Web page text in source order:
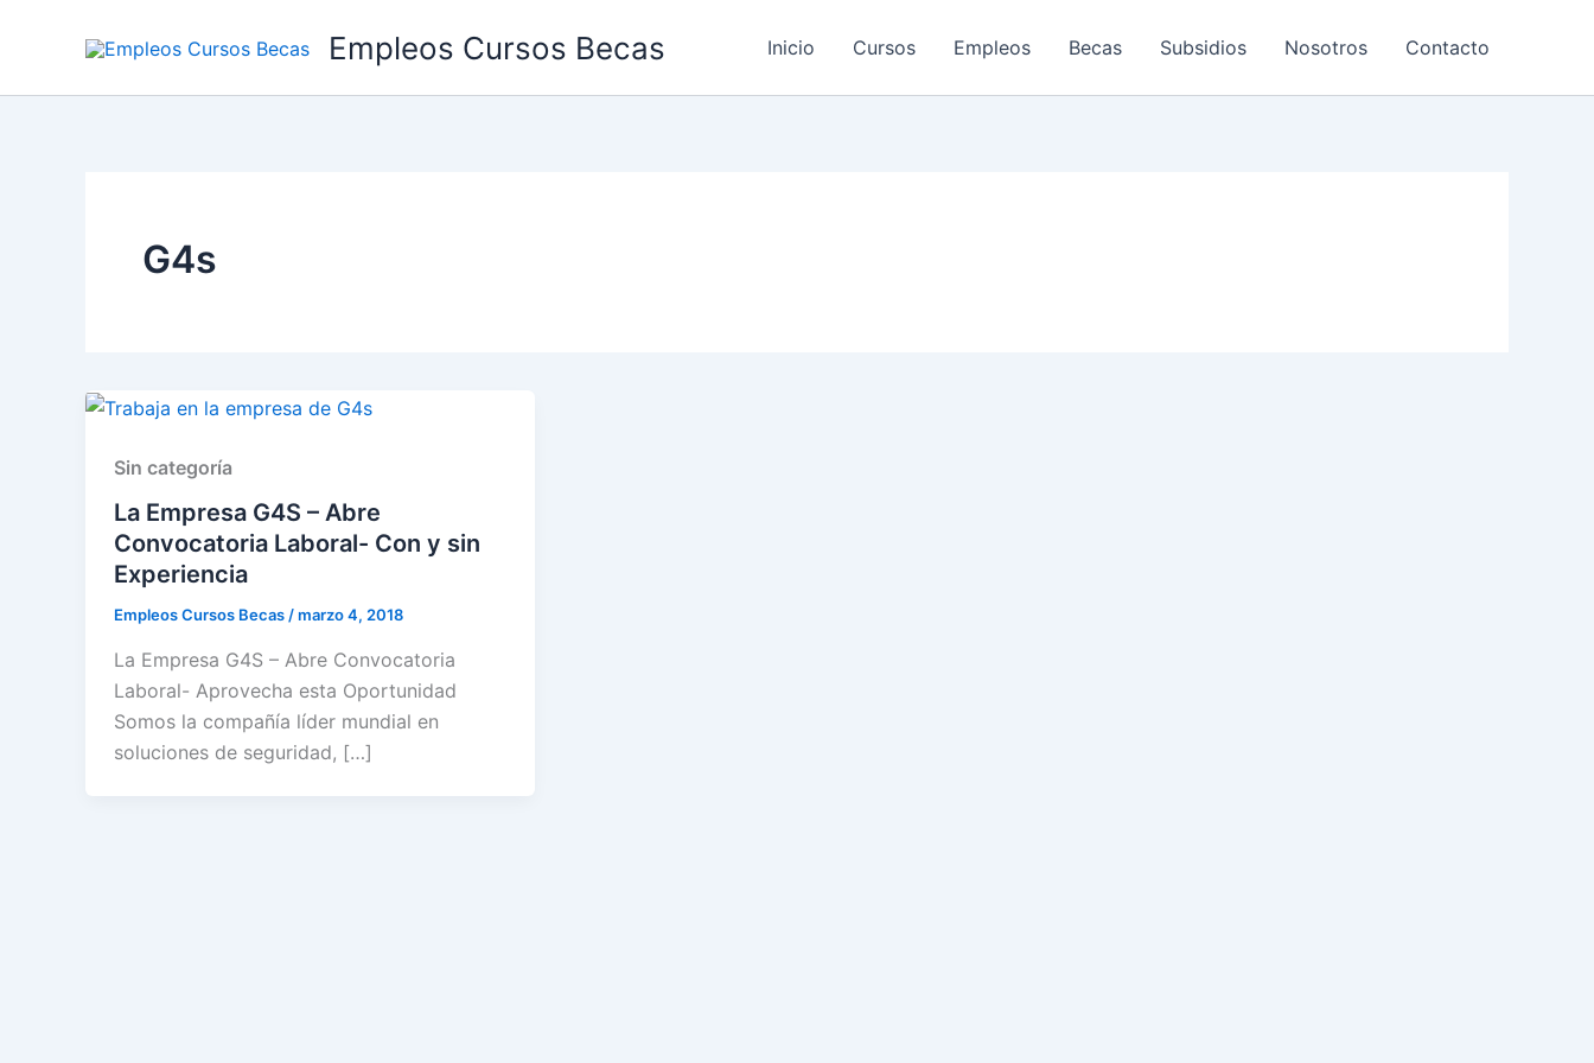
Empleos Cursos Becas Inicio Cursos Empleos Becas Subsidios Nosotros Contacto
G4s
Sin categoría
La Empresa G4S – Abre
Convocatoria Laboral- Con y sin
Experiencia
Empleos Cursos Becas/marzo 4, 2018
La Empresa G4S – Abre Convocatoria
Laboral- Aprovecha esta Oportunidad
Somos la compañía líder mundial en
soluciones de seguridad, […]